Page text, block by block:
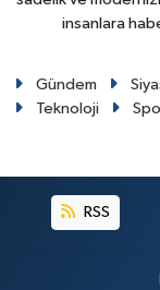
insanlara
Gündem
Teknoloji
RSS